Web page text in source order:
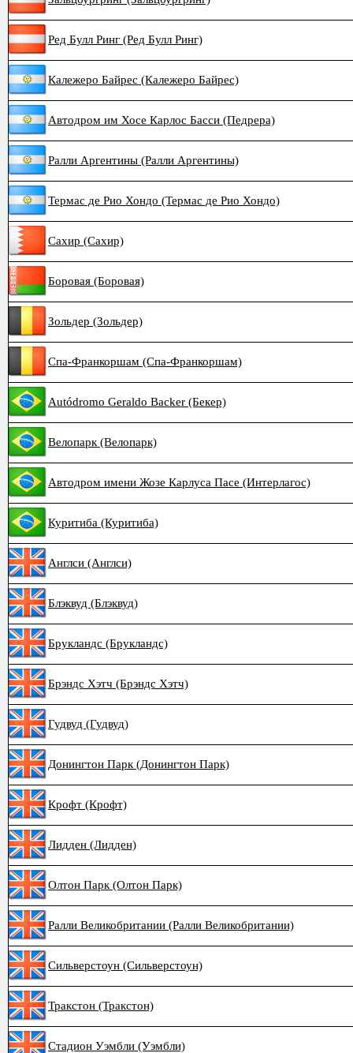
Ред Булл Ринг (Ред Булл Ринг)
Калежеро Байрес (Калежеро Байрес)
Автодром им Хосе Карлос Басси (Педрера)
Ралли Аргентины (Ралли Аргентины)
Термас де Рио Хондо (Термас де Рио Хондо)
Сахир (Сахир)
Боровая (Боровая)
Зольдер (Зольдер)
Спа-Франкоршам (Спа-Франкоршам)
Autódromo Geraldo Backer (Бекер)
Велопарк (Велопарк)
Автодром имени Жозе Карлуса Пасе (Интерлагос)
Куритиба (Куритиба)
Англси (Англси)
Блэквуд (Блэквуд)
Брукландс (Брукландс)
Брэндс Хэтч (Брэндс Хэтч)
Гудвуд (Гудвуд)
Донингтон Парк (Донингтон Парк)
Крофт (Крофт)
Лидден (Лидден)
Олтон Парк (Олтон Парк)
Ралли Великобритании (Ралли Великобритании)
Сильверстоун (Сильверстоун)
Тракстон (Тракстон)
Стадион Уэмбли (Уэмбли)